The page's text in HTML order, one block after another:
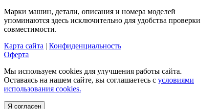
Марки машин, детали, описания и номера моделей
упоминаются здесь исключительно для удобства проверки
совместимости.
Карта сайта | Конфиденциальность
Оферта
Мы используем cookies для улучшения работы сайта.
Оставаясь на нашем сайте, вы соглашаетесь с условиями
использования cookies.
Я согласен